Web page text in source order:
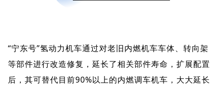
“宁东号”氢动力机车通过对老旧内燃机车车体、转向架
等部件进行改造修复，延长了相关部件寿命，扩展配置
后，其可替代目前90%以上的内燃调车机车，大大延长